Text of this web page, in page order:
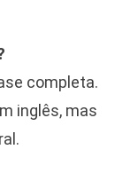
completa.
inglês, mas